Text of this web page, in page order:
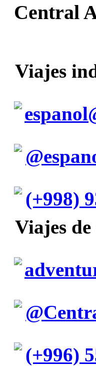
Central
Viajes
(+998)
Viajes
(+996)